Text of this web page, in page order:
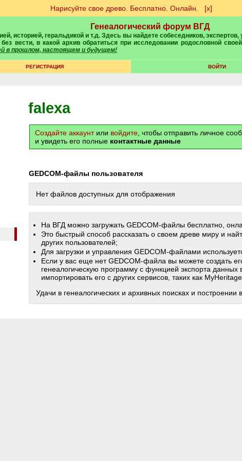
Нарисуйте свое древо. Бесплатно. Онлайн. [х]
Генеалогический форум ВГД
вести, в какой архив обратиться при исследовании родословной
в прошлом, настоящем и будущем!
РЕГИСТРАЦИЯ ВОЙТИ
falexa
Создайте аккаунтили войдите , чтобы отправить личное
и увидеть его полные контактные данные
GEDCOM-файлы пользователя
Нет файлов доступных для отображения
На ВГД можно загружать GEDCOM-файлы бесплатно,
Это быстрый способ рассказать о своем древе миру и
других пользователей;
Для загрузки и управления GEDCOM-файлами
Если у вас еще нет GEDCOM-файла вы можете создать
генеалогическую программу с функцией экспорта
импортировать его с других сервисов, таких как
Удачи в генеалогических и архивных поисках и построении